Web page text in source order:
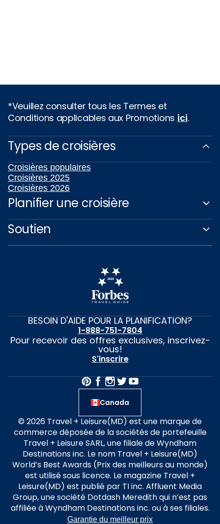
*Veuillez consulter tous les Termes et
Conditions applicables aux Promotions ici.
Types de croisières
Croisières populaires
Croisières 2025
Croisières 2026
Planifier une croisière
Soutien
BESOIN D'AIDE POUR LA PLANIFICATION?
1-888-751-7804
Pour recevoir des offres exclusives, inscrivez-
vous!
S'inscrire
Canada
© 2026 Travel + Leisure(MD) est une marque de
commerce déposée de la sociétés de portefeuille
Travel + Leisure SARL, une filiale de Wyndham
Destinations inc. Le nom Travel + Leisure(MD)
World’s Best Awards (Prix des meilleurs au monde)
est utilisé sous licence. Le magazine Travel +
Leisure(MD) est publié par TI inc. Affluent Media
Group, une société Dotdash Meredith qui n’est pas
affiliée à Wyndham Destinations inc. ou à ses filiales.
Garantie du meilleur prix